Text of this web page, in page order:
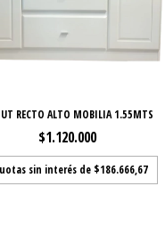
RECTO ALTO MOBILIA 1.55MTS
$1.120.000
sin interés de $186.666,67